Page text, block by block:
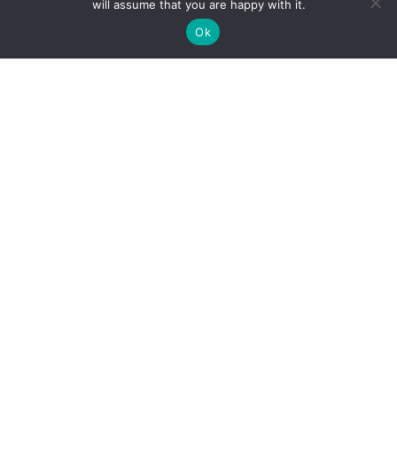
will assume that you are happy with it.
Ok